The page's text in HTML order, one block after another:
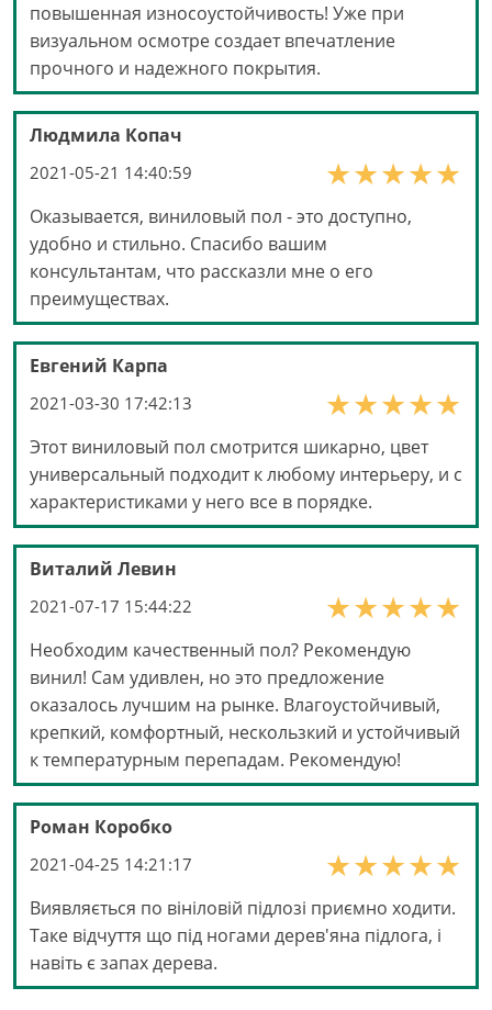
повышенная износоустойчивость! Уже при
визуальном осмотре создает впечатление
прочного и надежного покрытия.
Людмила Копач
2021-05-21 14:40:59
Оказывается, виниловый пол - это доступно,
удобно и стильно. Спасибо вашим
консультантам, что рассказли мне о его
преимуществах.
Евгений Карпа
2021-03-30 17:42:13
Этот виниловый пол смотрится шикарно, цвет
универсальный подходит к любому интерьеру, и с
характеристиками у него все в порядке.
Виталий Левин
2021-07-17 15:44:22
Необходим качественный пол? Рекомендую
винил! Сам удивлен, но это предложение
оказалось лучшим на рынке. Влагоустойчивый,
крепкий, комфортный, нескользкий и устойчивый
к температурным перепадам. Рекомендую!
Роман Коробко
2021-04-25 14:21:17
Виявляється по вініловій підлозі приємно ходити.
Таке відчуття що під ногами дерев'яна підлога, і
навіть є запах дерева.